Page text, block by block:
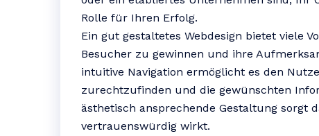
Rolle für Ihren Erfolg.
Ein gut gestaltetes Webdesign bietet viele
Besucher zu gewinnen und ihre
intuitive Navigation ermöglicht es den
zurechtzufinden und die gewünschten
ästhetisch ansprechende Gestaltung sorgt
vertrauenswürdig wirkt.